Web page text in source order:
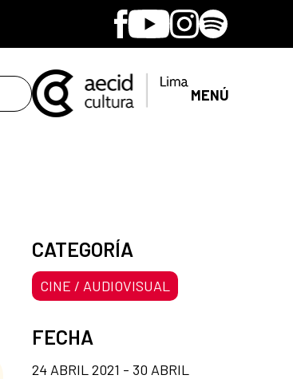
Facebook
YoutubeInstagram
Spotify
MENÚ
CATEGORÍA
CINE / AUDIOVISUAL
FECHA
24 ABRIL 2021 - 30 ABRIL